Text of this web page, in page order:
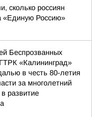
сколько россиян
«Единую Россию»
Беспрозванных
«Калининград»
в честь 80-летия
за многолетний
развитие